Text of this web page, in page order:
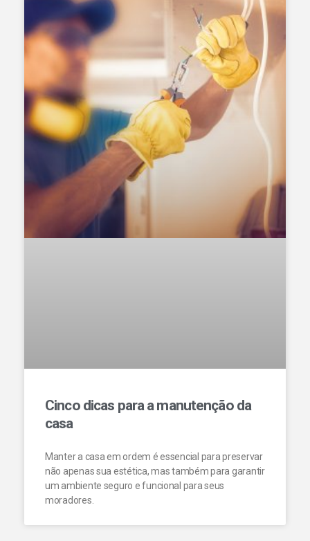
Cinco dicas para a manutenção da
casa
Manter a casa em ordem é essencial para preservar
não apenas sua estética, mas também para garantir
um ambiente seguro e funcional para seus
moradores.